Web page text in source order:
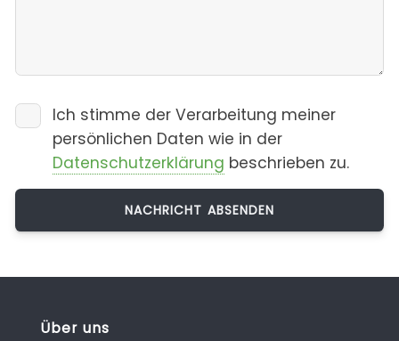
Ich stimme der Verarbeitung meiner
persönlichen Daten wie in der
Datenschutzerklärung beschrieben zu.
Über uns